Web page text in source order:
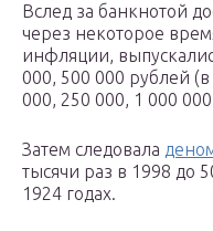
Вслед за банкнотой
через некоторое
инфляции,
000, 500 000 рублей
000, 250 000, 1 000
Затем следовала
тысячи раз в 1998 до
1924 годах.